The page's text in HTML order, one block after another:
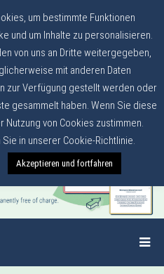
um bestimmte Funktionen
und um Inhalte zu personalisieren.
von uns an Dritte weitergegeben,
mit anderen Daten
zur Verfügung gestellt werden oder
gesammelt haben. Wenn Sie diese
von Cookies zustimmen.
in unserer Cookie-Richtlinie.
Akzeptieren und fortfahren